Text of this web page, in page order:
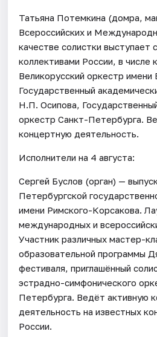
Татьяна Потемкина (домра,
Всероссийских и
качестве солистки выступает
коллективами России, в числе
Великорусский оркестр
Государственный
Н.П. Осипова,
оркестр Санкт-Петербурга.
концертную деятельность.
Исполнители на 4 августа:
Сергей Буслов (орган) —
Петербургской
имени Римского-Корсакова.
международных и
Участник различных мастер-
образовательной программы
фестиваля, приглашённый
эстрадно-симфонического
Петербурга. Ведёт активную
деятельность на известных
России.